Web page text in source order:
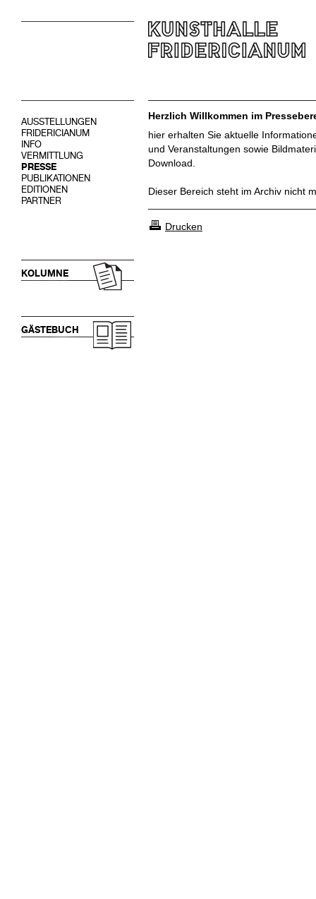
AUSSTELLUNGEN
FRIDERICIANUM
INFO
VERMITTLUNG
PRESSE
PUBLIKATIONEN
EDITIONEN
PARTNER
KOLUMNE
GÄSTEBUCH
Herzlich Willkommen im
hier erhalten Sie aktuelle
und Veranstaltungen sowie
Download.
Dieser Bereich steht im Archiv nicht
Drucken